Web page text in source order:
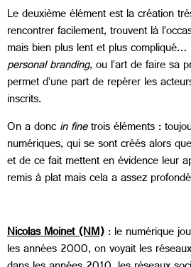
Le deuxième élément est la création
rencontrer facilement, trouvent là
mais bien plus lent et plus compliqué…
personal branding, ou l’art de faire sa
permet d’une part de repérer les
inscrits.
On a doncin finetrois éléments :
numériques, qui se sont créés alors
et de ce fait mettent en évidence leur
remis à plat mais cela a assez
Nicolas Moinet (NM): le numérique
les années 2000, on voyait les